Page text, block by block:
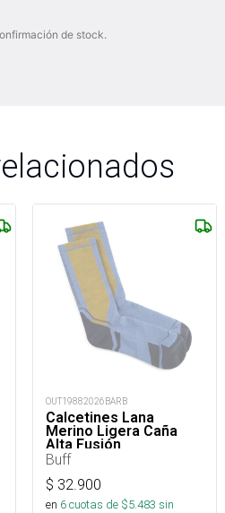
de stock.
OUT19882026BARB
Calcetines Lana
Merino Ligera Caña
Alta Fusión
Buff
$ 32.900
en 6cuotas de $5.483 sin